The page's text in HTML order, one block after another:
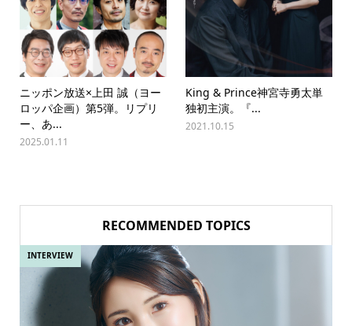
ニッポン放送×上田 誠（ヨー
ロッパ企画）第5弾。リプリ
ー、あ...
2025.01.11
King & Prince神宮寺勇太単
独初主演。『...
2021.10.15
RECOMMENDED TOPICS
INTERVIEW